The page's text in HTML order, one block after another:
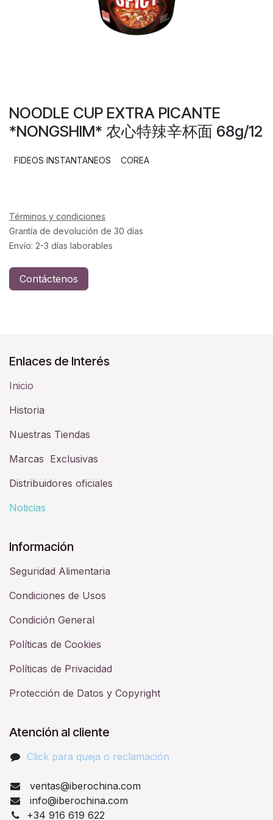
NOODLE CUP EXTRA PICANTE
*NONGSHIM* 农心特辣辛杯面 68g/12
FIDEOS INSTANTANEOS COREA
Términos y condiciones
Grantía de devolución de 30 días
Envío: 2-3 días laborables
Contáctenos
Enlaces de Interés
Inicio
Historia​
Nuestras Tiendas
Marcas Exclusivas
Distribuidores oficiales
Noticias
Información
Seguridad Alimentaria
Condiciones de Usos
Condición General
Políticas de Cookies
Políticas de Privacidad
Protección de Datos y Copyright
Atención al cliente
Click para queja o reclamación​
ventas@iberochina.com
info@iberochina.com
+34 916 619 622